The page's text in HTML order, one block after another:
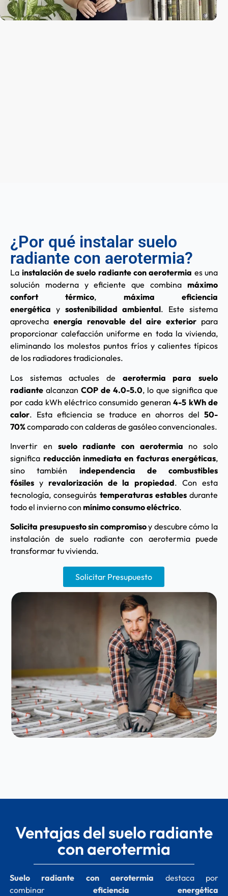
¿Por qué instalar suelo
radiante con aerotermia?
La instalación de suelo radiante con aerotermia es una
solución moderna y eficiente que combina máximo
confort térmico, máxima eficiencia
energética y sostenibilidad ambiental. Este sistema
aprovecha energía renovable del aire exterior para
proporcionar calefacción uniforme en toda la vivienda,
eliminando los molestos puntos fríos y calientes típicos
de los radiadores tradicionales.
Los sistemas actuales de aerotermia para suelo
radiante alcanzanCOP de 4.0-5.0, lo que significa que
por cada kWh eléctrico consumido generan4-5 kWh de
calor. Esta eficiencia se traduce en ahorros del 50-
70%comparado con calderas de gasóleo convencionales.
Invertir en suelo radiante con aerotermia no solo
significa reducción inmediata en facturas energéticas,
sino también independencia de combustibles
fósiles y revalorización de la propiedad. Con esta
tecnología, conseguirás temperaturas establesdurante
todo el invierno conmínimo consumo eléctrico.
Solicita presupuesto sin compromisoy descubre cómo la
instalación de suelo radiante con aerotermia puede
transformar tu vivienda.
Solicitar Presupuesto
Ventajas del suelo radiante
con aerotermia
Suelo radiante con aerotermia destaca por
combinar eficiencia energética